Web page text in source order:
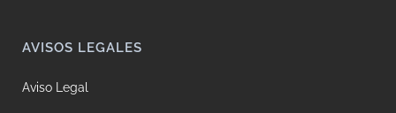
AVISOS LEGALES
Aviso Legal